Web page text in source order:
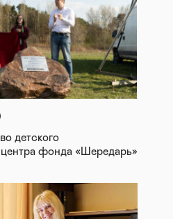
детского
фонда «Шередарь»